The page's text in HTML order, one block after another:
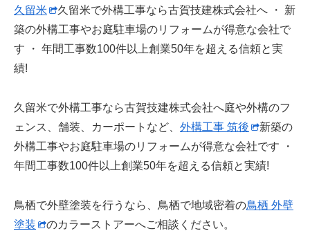
久留米
久留米で外構工事なら古賀技建株式会社へ ・ 新
築の外構工事やお庭駐車場のリフォームが得意な会社で
す ・ 年間工事数100件以上創業50年を超える信頼と実
績!
久留米で外構工事なら古賀技建株式会社へ庭や外構のフ
ェンス、舗装、カーポートなど、 外構工事 筑後
新築の
外構工事やお庭駐車場のリフォームが得意な会社です ・
年間工事数100件以上創業50年を超える信頼と実績!
鳥栖で外壁塗装を行うなら、鳥栖で地域密着の鳥栖 外壁
塗装
のカラーストアーへご相談ください。